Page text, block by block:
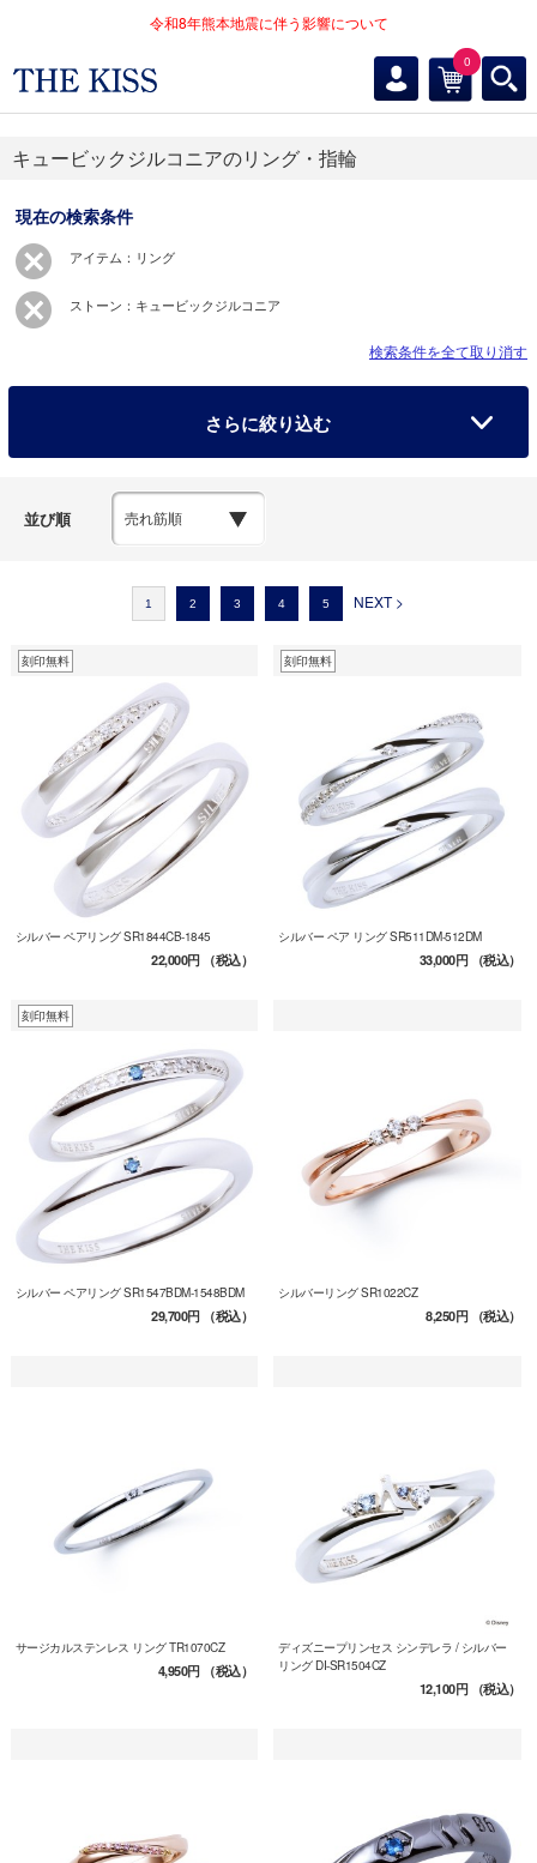
令和8年熊本地震に伴う影響について
0
キュービックジルコニアのリング・指輪
現在の検索条件
アイテム：リング
ストーン：キュービックジルコニア
検索条件を全て取り消す
さらに絞り込む
並び順
1 2 3 4 5 NEXT >
刻印無料
シルバー ペアリング SR1844CB-1845
22,000円（税込）
刻印無料
シルバー ペア リング SR511DM-512DM
33,000円（税込）
刻印無料
シルバー ペアリング SR1547BDM-1548BDM
29,700円（税込）
シルバーリング SR1022CZ
8,250円（税込）
サージカルステンレス リング TR1070CZ
4,950円（税込）
ディズニープリンセス シンデレラ / シルバー
リング DI-SR1504CZ
12,100円（税込）